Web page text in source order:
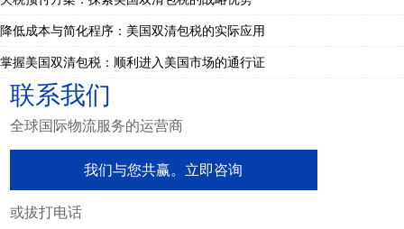
降低成本与简化程序：美国双清包税的实际应用
掌握美国双清包税：顺利进入美国市场的通行证
联系我们
全球国际物流服务的运营商
我们与您共赢。立即咨询
或拔打电话